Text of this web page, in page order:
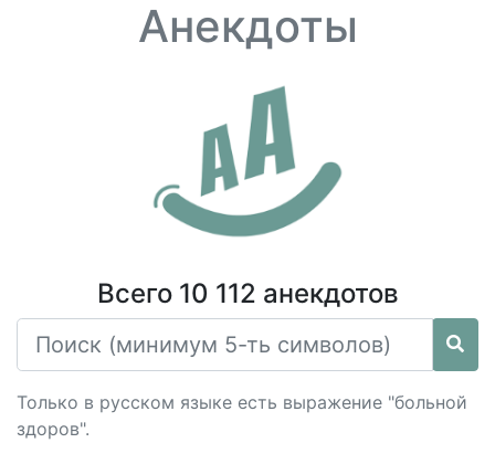
Анекдоты
Всего 10 112 анекдотов
Только в русском языке есть выражение "больной
здоров".